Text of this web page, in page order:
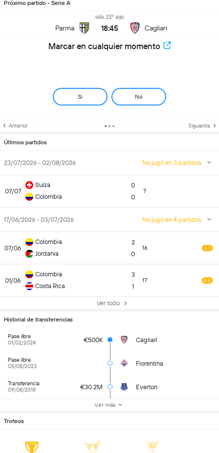
Próximo partido - Serie A
Parma
sáb, 22º ago
18:45 Cagliari
Marcar en cualquier momento
Si No
Anterior Siguiente
Últimos partidos
23/07/2026 - 02/08/2026 No jugó en 3 partidos
07/07
Suiza
Colombia
0
0
7
17/06/2026 - 03/07/2026 No jugó en 4 partidos
07/06
Colombia
Jordania
2
0
16 6.7
01/06
Colombia
Costa Rica
3
1
17 6.6
Ver todo
Historial de transferencias
Pase libre
01/02/2024
€500K Cagliari
Pase libre
05/08/2023
Fiorentina
Transferencia
09/08/2018
€30.2M Everton
Ver más
Trofeos